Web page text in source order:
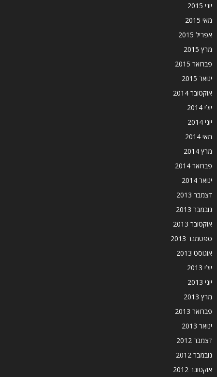
יוני 2015
מאי 2015
אפריל 2015
מרץ 2015
פברואר 2015
ינואר 2015
אוקטובר 2014
יולי 2014
יוני 2014
מאי 2014
מרץ 2014
פברואר 2014
ינואר 2014
דצמבר 2013
נובמבר 2013
אוקטובר 2013
ספטמבר 2013
אוגוסט 2013
יולי 2013
יוני 2013
מרץ 2013
פברואר 2013
ינואר 2013
דצמבר 2012
נובמבר 2012
אוקטובר 2012